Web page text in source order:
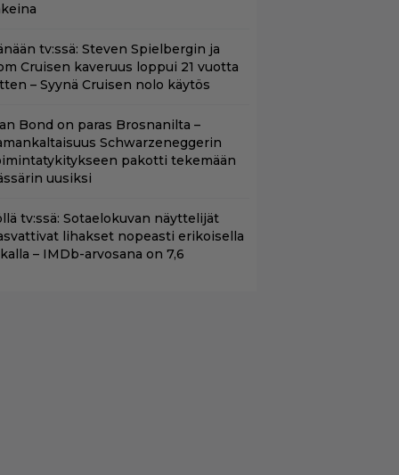
tv:ssä: Steven Spielbergin ja
Cruisen kaveruus loppui 21 vuotta
– Syynä Cruisen nolo käytös
Bond on paras Brosnanilta –
Schwarzeneggerin
pakotti tekemään
uusiksi
tv:ssä: Sotaelokuvan näyttelijät
lihakset nopeasti erikoisella
– IMDb-arvosana on 7,6